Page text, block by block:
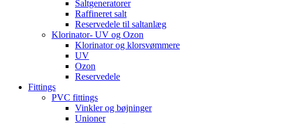
Saltgeneratorer
Raffineret salt
Reservedele til saltanlæg
Klorinator- UV og Ozon
Klorinator og klorsvømmere
UV
Ozon
Reservedele
Fittings
PVC fittings
Vinkler og bøjninger
Unioner